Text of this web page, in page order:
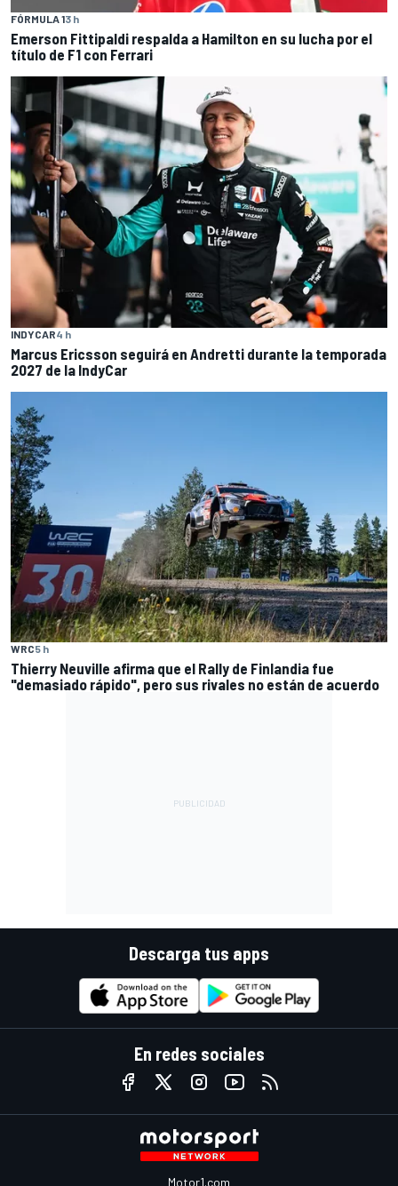
FÓRMULA 13 h
Emerson Fittipaldi respalda a Hamilton en su lucha por el
título de F1 con Ferrari
INDYCAR4 h
Marcus Ericsson seguirá en Andretti durante la temporada
2027 de la IndyCar
WRC5 h
Thierry Neuville afirma que el Rally de Finlandia fue
"demasiado rápido", pero sus rivales no están de acuerdo
Descarga tus apps
En redes sociales
Motor1.com